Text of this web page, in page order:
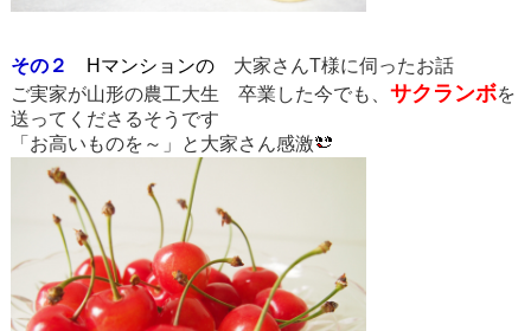
その２ Hマンションの大家さんT様に伺ったお話
ご実家が山形の農工大生 卒業した今でも、 サクランボを
送ってくださるそうです
「お高いものを～」と大家さん感激